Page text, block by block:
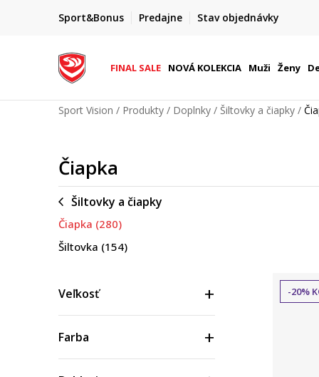
Sport&Bonus Predajne Stav objednávky
FINAL SALE AŽ -60 %
+ extra zľava 10 % len do 9. 8.
FINAL SALE NOVÁ KOLEKCIA Muži Ženy
Sport Vision Produkty Doplnky Šiltovky a čiapky
Čiapka
Šiltovky a čiapky
Čiapka (280)
Šiltovka (154)
Veľkosť
Farba
-20%